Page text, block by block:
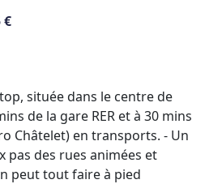
€
située dans le centre de
de la gare RER et à 30 mins
Châtelet) en transports. - Un
pas des rues animées et
peut tout faire à pied